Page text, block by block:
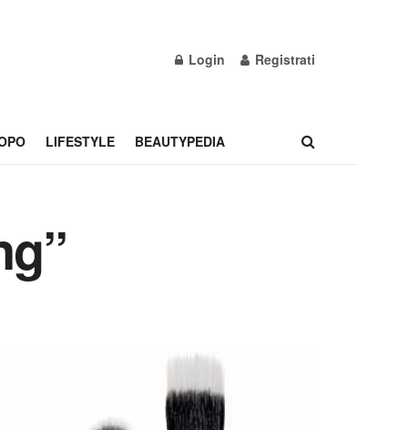
Login Registrati
LIFESTYLE BEAUTYPEDIA